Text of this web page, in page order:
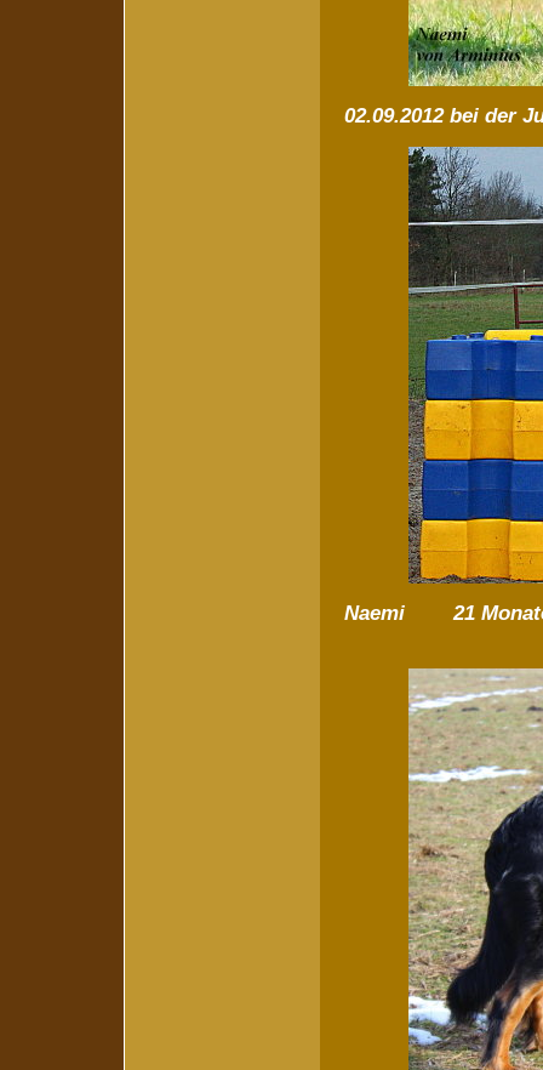
02.09.2012 bei der
Naemi 21